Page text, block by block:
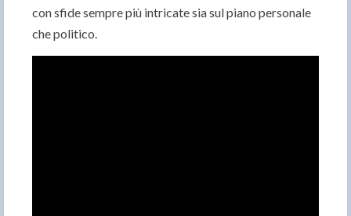
con sfide sempre più intricate sia sul piano personale
che politico.